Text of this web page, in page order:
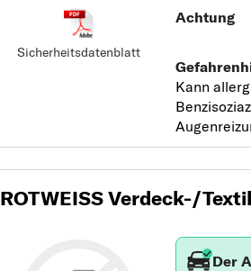
Sicherheitsdatenblatt
ROTWEISS Verdeck-/
Der